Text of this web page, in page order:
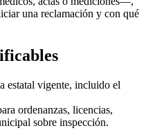
una reclamación y con qué
estatal vigente, incluido el
ordenanzas, licencias,
sobre inspección.